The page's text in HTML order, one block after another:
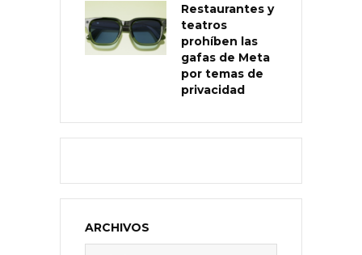
Restaurantes y
teatros
prohíben las
gafas de Meta
por temas de
privacidad
ARCHIVOS